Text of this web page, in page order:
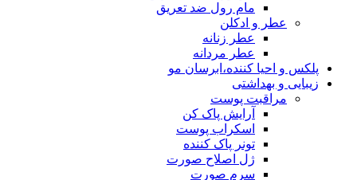
مام رول ضد تعریق
عطر و ادکلن
عطر زنانه
عطر مردانه
پلکس و احیا کننده،ابرسان مو
زیبایی و بهداشتی
مراقبت پوست
آرایش پاک کن
اسکراب پوست
تونر پاک کننده
ژل اصلاح صورت
سرم صورت